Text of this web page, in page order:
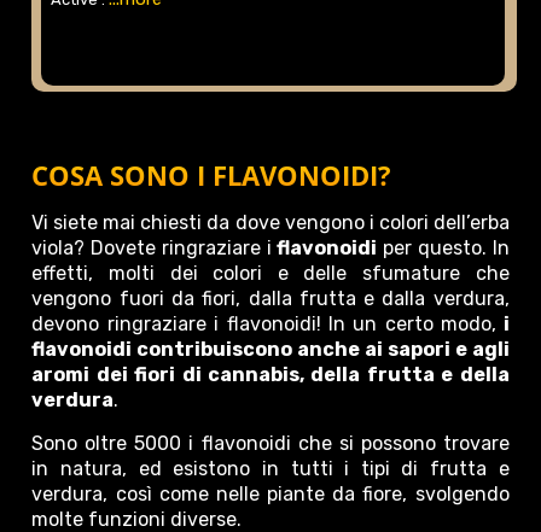
COSA SONO I FLAVONOIDI?
Vi siete mai chiesti da dove vengono i colori dell’erba
viola? Dovete ringraziare i flavonoidi per questo. In
effetti, molti dei colori e delle sfumature che
vengono fuori da fiori, dalla frutta e dalla verdura,
devono ringraziare i flavonoidi! In un certo modo, i
flavonoidi contribuiscono anche ai sapori e agli
aromi dei fiori di cannabis, della frutta e della
verdura.
Sono oltre 5000 i flavonoidi che si possono trovare
in natura, ed esistono in tutti i tipi di frutta e
verdura, così come nelle piante da fiore, svolgendo
molte funzioni diverse.